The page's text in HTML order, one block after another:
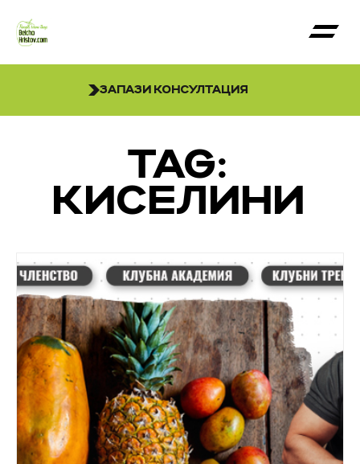
ЗАПАЗИ КОНСУЛТАЦИЯ
TAG:
КИСЕЛИНИ